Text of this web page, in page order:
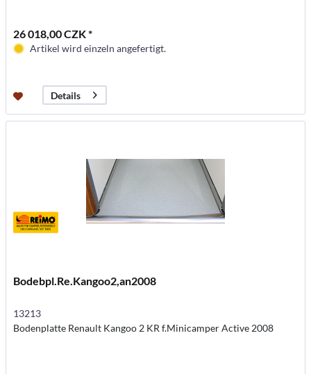
26 018,00 CZK *
Artikel wird einzeln angefertigt.
Details
Bodebpl.Re.Kangoo2,an2008
13213
Bodenplatte Renault Kangoo 2 KR f.Minicamper Active 2008